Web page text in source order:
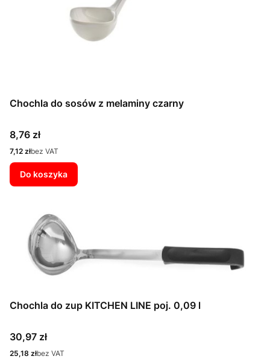
Chochla do sosów z melaminy czarny
Cena
8,76 zł
Cena
7,12 złbez VAT
Do koszyka
Chochla do zup KITCHEN LINE poj. 0,09 l
Cena
30,97 zł
Cena
25,18 złbez VAT